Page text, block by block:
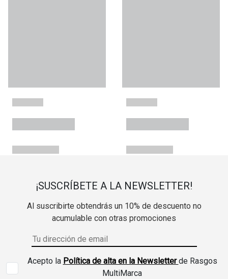
¡SUSCRÍBETE A LA NEWSLETTER!
Al suscribirte obtendrás un 10% de descuento no
acumulable con otras promociones
Acepto la Política de alta en la Newsletterde Rasgos
MultiMarca